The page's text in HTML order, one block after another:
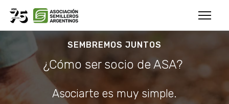
SEMBREMOS JUNTOS
¿Cómo ser socio de ASA?
Asociarte es muy simple.